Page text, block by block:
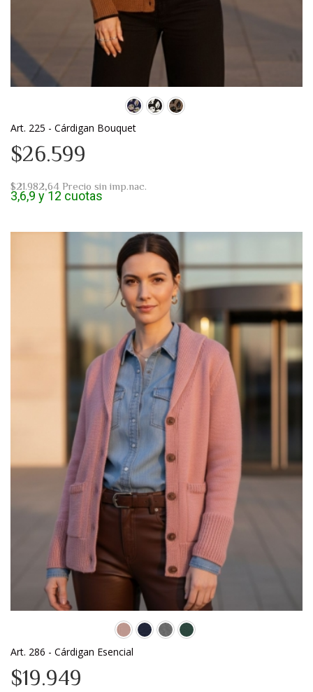
Art. 225 - Cárdigan Bouquet
$26.599
$21.982,64 Precio sin imp.nac.
3,6,9 y 12 cuotas
Art. 286 - Cárdigan Esencial
$19.949